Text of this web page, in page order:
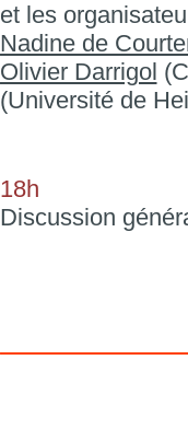
et les
Nadine de
Olivier Darrigol
(Université de
18h
Discussion